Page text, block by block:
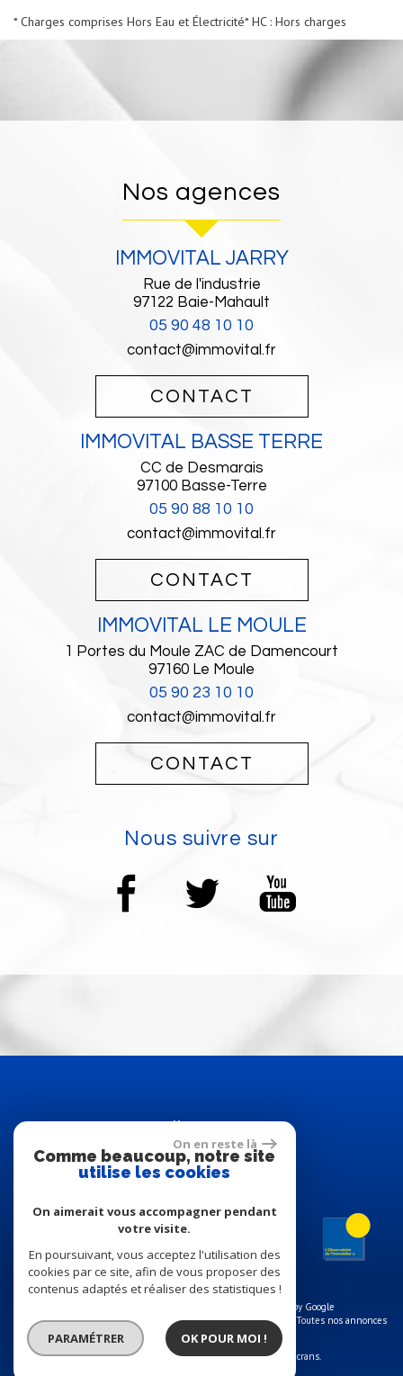
* Charges comprises Hors Eau et Électricité* HC : Hors charges
Nos agences
IMMOVITAL JARRY
Rue de l'industrie
97122 Baie-Mahault
05 90 48 10 10
contact@immovital.fr
CONTACT
IMMOVITAL BASSE TERRE
CC de Desmarais
97100 Basse-Terre
05 90 88 10 10
contact@immovital.fr
CONTACT
IMMOVITAL LE MOULE
1 Portes du Moule ZAC de Damencourt
97160 Le Moule
05 90 23 10 10
contact@immovital.fr
CONTACT
Nous suivre sur
© 2026 | Tous droits réservés | Traduction powered by Google
Plan du site-Mentions légales Nos honoraires-Liens-Admin
Toutes nos annonces
Site internet compatible multi-supports,
un seul site adaptable à tous les types d'écrans.
On en reste là
Comme beaucoup, notre site
utilise les cookies
On aimerait vous accompagner pendant
votre visite.
En poursuivant, vous acceptez l'utilisation des
cookies par ce site, afin de vous proposer des
contenus adaptés et réaliser des statistiques !
PARAMÉTRER OK POUR MOI !